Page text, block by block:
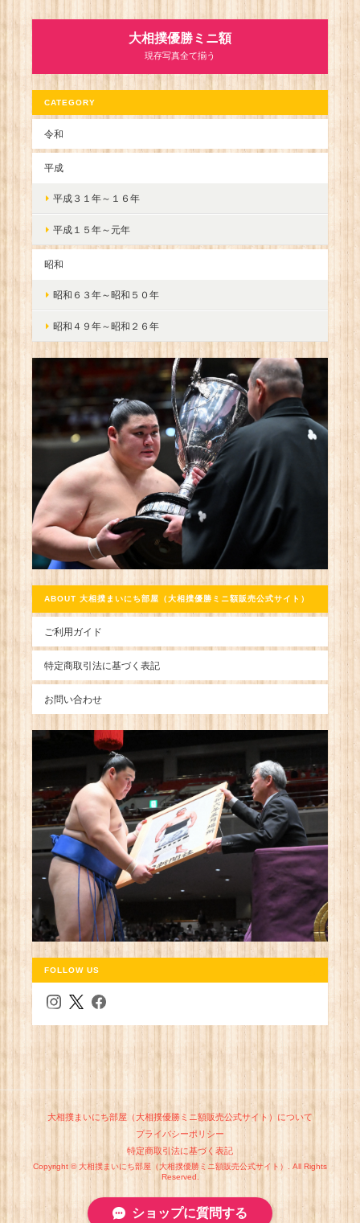
大相撲優勝ミニ額
現存写真全て揃う
CATEGORY
令和
平成
平成３１年～１６年
平成１５年～元年
昭和
昭和６３年～昭和５０年
昭和４９年～昭和２６年
ABOUT 大相撲まいにち部屋（大相撲優勝ミニ額販売公式サイト）
ご利用ガイド
特定商取引法に基づく表記
お問い合わせ
FOLLOW US
大相撲まいにち部屋（大相撲優勝ミニ額販売公式サイト）について
プライバシーポリシー
特定商取引法に基づく表記
Copyright © 大相撲まいにち部屋（大相撲優勝ミニ額販売公式サイト）. All Rights
Reserved.
ショップに質問する